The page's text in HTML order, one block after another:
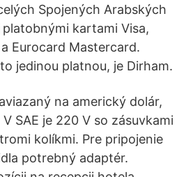
Spojených Arabských
kartami Visa,
Eurocard Mastercard.
jedinou platnou, je Dirham.
na americký dolár,
V SAE je 220 V so zásuvkami
kolíkmi. Pre pripojenie
potrebný adaptér.